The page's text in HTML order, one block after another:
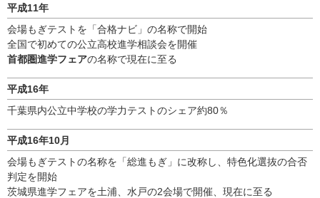
平成11年
会場もぎテストを「合格ナビ」の名称で開始
全国で初めての公立高校進学相談会を開催
首都圏進学フェアの名称で現在に至る
平成16年
千葉県内公立中学校の学力テストのシェア約80％
平成16年10月
会場もぎテストの名称を「総進もぎ」に改称し、特色化選抜の合否
判定を開始
茨城県進学フェアを土浦、水戸の2会場で開催、現在に至る